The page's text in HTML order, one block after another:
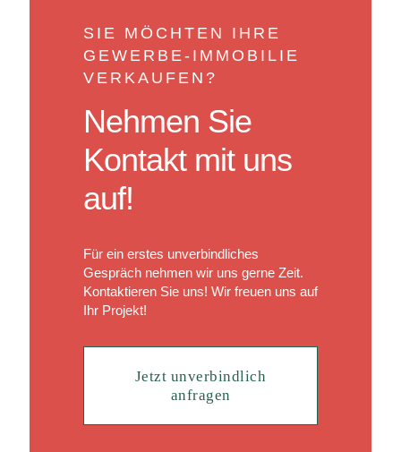
SIE MÖCHTEN IHRE
GEWERBE-IMMOBILIE
VERKAUFEN?
Nehmen Sie
Kontakt mit uns
auf!
Für ein erstes unverbindliches
Gespräch nehmen wir uns gerne Zeit.
Kontaktieren Sie uns! Wir freuen uns auf
Ihr Projekt!
Jetzt unverbindlich
anfragen